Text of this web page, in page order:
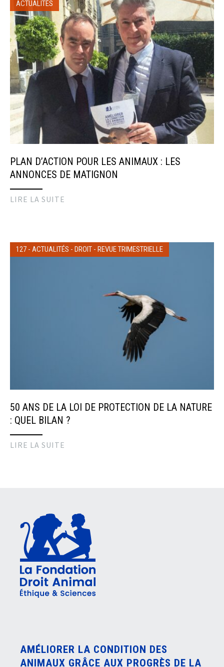
ACTUALITÉS
PLAN D’ACTION POUR LES ANIMAUX : LES
ANNONCES DE MATIGNON
LIRE LA SUITE
127 - ACTUALITÉS - DROIT - REVUE TRIMESTRIELLE
50 ANS DE LA LOI DE PROTECTION DE LA NATURE
: QUEL BILAN ?
LIRE LA SUITE
AMÉLIORER LA CONDITION DES
ANIMAUX GRÂCE AUX PROGRÈS DE LA